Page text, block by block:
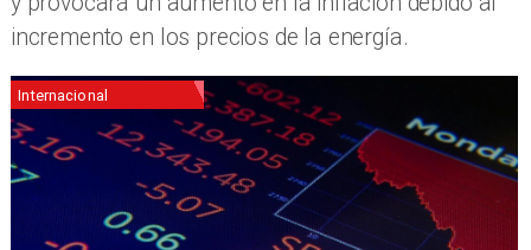
incremento en los precios de la energía.
Internacional